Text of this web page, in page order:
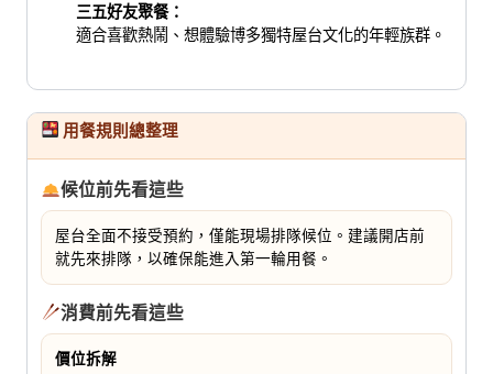
三五好友聚餐：
適合喜歡熱鬧、想體驗博多獨特屋台文化的年輕族群。
用餐規則總整理
候位前先看這些
屋台全面不接受預約，僅能現場排隊候位。建議開店前
就先來排隊，以確保能進入第一輪用餐。
消費前先看這些
價位拆解